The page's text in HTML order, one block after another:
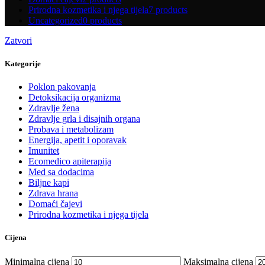
Prirodna kozmetika i njega tijela7 products
Uncategorized0 products
Zatvori
Kategorije
Poklon pakovanja
Detoksikacija organizma
Zdravlje žena
Zdravlje grla i disajnih organa
Probava i metabolizam
Energija, apetit i oporavak
Imunitet
Ecomedico apiterapija
Med sa dodacima
Biljne kapi
Zdrava hrana
Domaći čajevi
Prirodna kozmetika i njega tijela
Cijena
Minimalna cijena Maksimalna cijena